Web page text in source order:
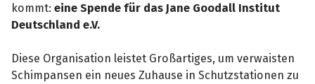
kommt:eine Spende für das Jane Goodall Institut
Deutschland e.V.
Diese Organisation leistet Großartiges, um verwaisten
Schimpansen ein neues Zuhause in Schutzstationen zu